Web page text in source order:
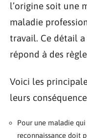
l’origine soit une
maladie
travail. Ce détail
répond à des
Voici les
leurs
Pour une maladie
reconnaissance doit